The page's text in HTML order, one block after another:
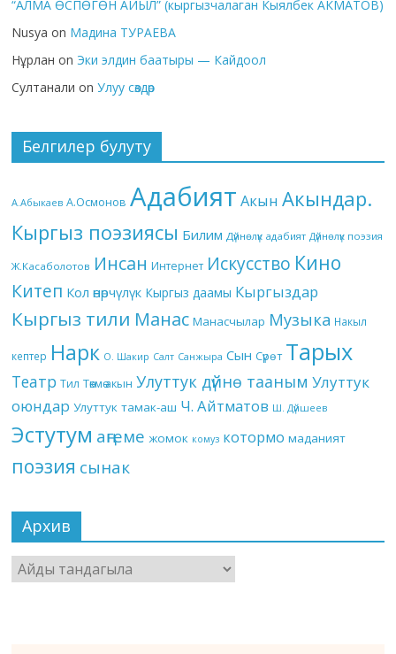
“АЛМА ӨСПӨГӨН АЙЫЛ” (кыргызчалаган Кыялбек АКМАТОВ)
Nusya on Мадина ТУРАЕВА
Нұрлан on Эки элдин баатыры — Кайдоол
Султанали onУлуу сөздөр
Белгилер булуту
А.Абыкаев А.Осмонов Адабият Акын Акындар.
Кыргыз поэзиясы Билим Дүйнөлүк адабият Дүйнөлүк поэзия
Ж.Касаболотов Инсан Интернет Искусство Кино
Китеп Кол өнөрчүлүк Кыргыз даамы Кыргыздар
Кыргыз тили Манас Манасчылар Музыка Накыл
кептер Нарк О. Шакир Салт Санжыра Сын Сүрөт Тарых
Театр Тил Төкмө акын Улуттук дүйнө тааным Улуттук
оюндар Улуттук тамак-аш Ч. Айтматов Ш. Дүйшеев
Эстутум аңгеме жомок комуз котормо маданият
поэзия сынак
Архив
Архив